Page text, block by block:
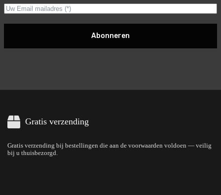
Abonneren
Gratis verzending
Gratis verzending bij bestellingen die aan de voorwaarden voldoen — veilig
bij u thuisbezorgd.